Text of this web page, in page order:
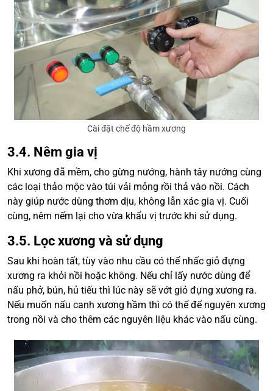
Cài đặt chế độ hầm xương
3.4. Nêm gia vị
Khi xương đã mềm, cho gừng nướng, hành tây nướng cùng
các loại thảo mộc vào túi vải mỏng rồi thả vào nồi. Cách
này giúp nước dùng thơm dịu, không lẫn xác gia vị. Cuối
cùng, nêm nếm lại cho vừa khẩu vị trước khi sử dụng.
3.5. Lọc xương và sử dụng
Sau khi hoàn tất, tùy vào nhu cầu có thể nhấc giỏ đựng
xương ra khỏi nồi hoặc không. Nếu chỉ lấy nước dùng để
nấu phở, bún, hủ tiếu thì lúc này sẽ vớt giỏ đựng xương ra.
Nếu muốn nấu canh xương hầm thì có thể để nguyên xương
trong nồi và cho thêm các nguyên liệu khác vào nấu cùng.